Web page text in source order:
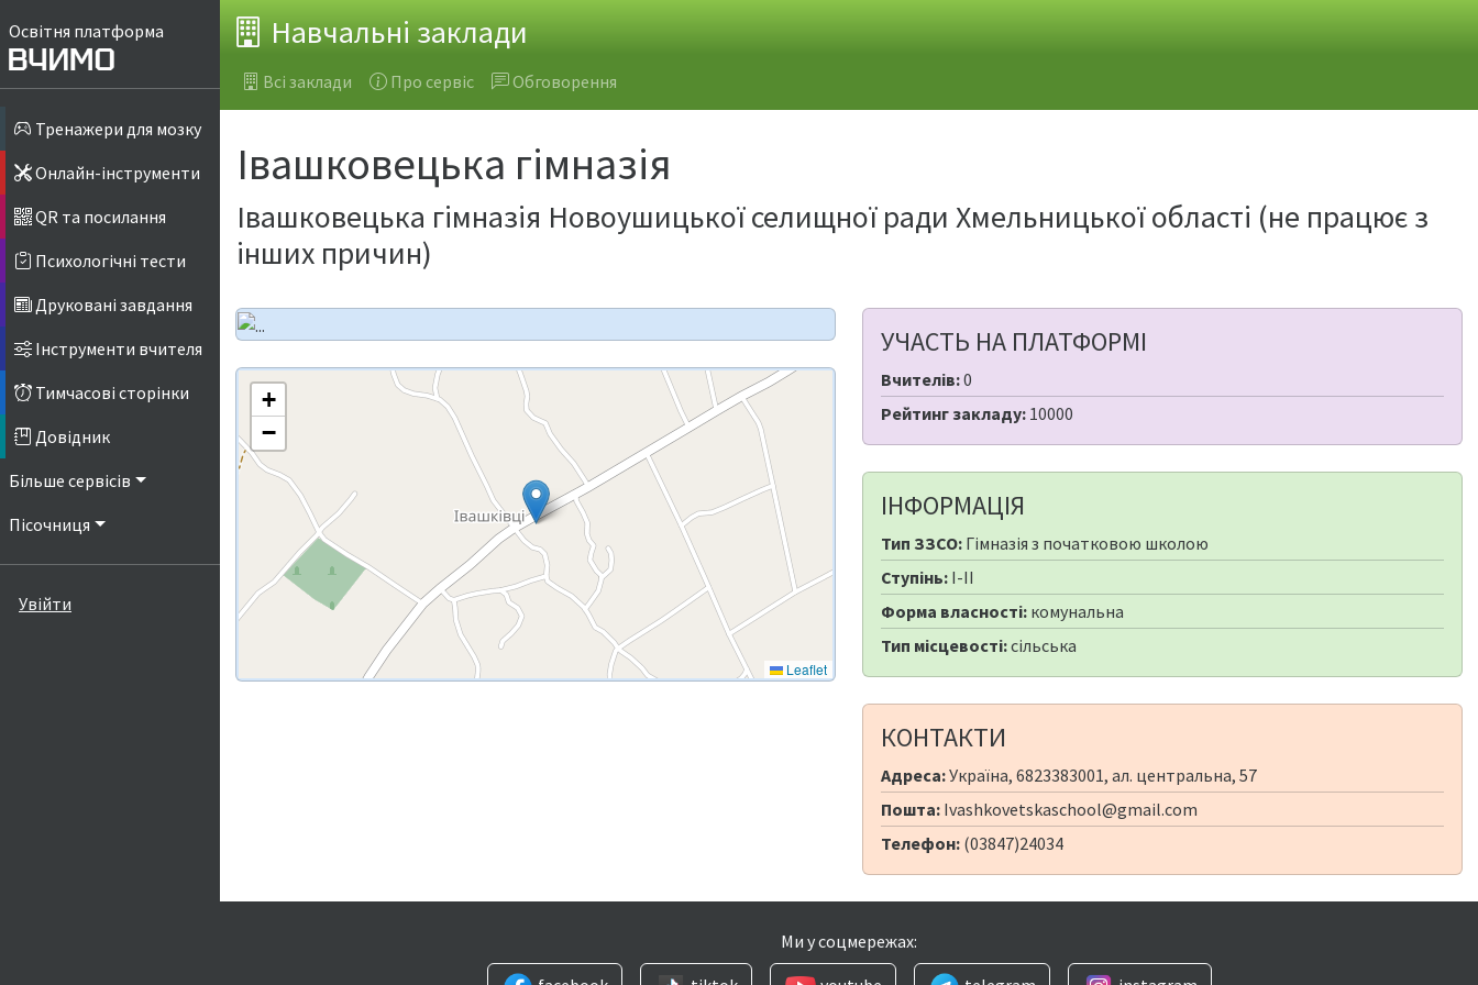
Освітня платформа
Тренажери для мозку
Онлайн-інструменти
QR та посилання
Психологічні тести
Друковані завдання
Інструменти вчителя
Тимчасові сторінки
Довідник
Більше сервісів
Пісочниця
Увійти
Навчальні заклади
Всі заклади Про сервіс Обговорення
Івашковецька гімназія
Івашковецька гімназія Новоушицької селищної ради Хмельницької області (не працює з
інших причин)
+
−
Leaflet
УЧАСТЬ НА ПЛАТФОРМІ
Вчителів:0
Рейтинг закладу: 10000
ІНФОРМАЦІЯ
Тип ЗЗСО: Гімназія з початковою школою
Ступінь: I-II
Форма власності: комунальна
Тип місцевості:сільська
КОНТАКТИ
Адреса:Україна, 6823383001, ал. центральна, 57
Пошта: Ivashkovetskaschool@gmail.com
Телефон: (03847)24034
Ми у соцмережах: